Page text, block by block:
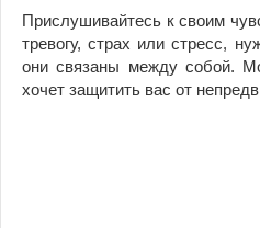
Прислушивайтесь к своим
тревогу, страх или стресс,
они связаны между собой.
хочет защитить вас от